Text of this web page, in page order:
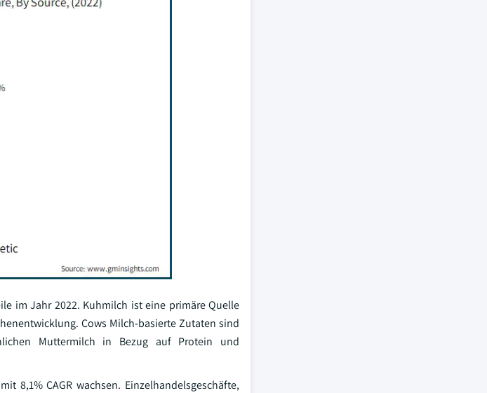
im Jahr 2022. Kuhmilch ist eine primäre Quelle
Cows Milch-basierte Zutaten sind
Muttermilch in Bezug auf Protein und
8,1% CAGR wachsen. Einzelhandelsgeschäfte,